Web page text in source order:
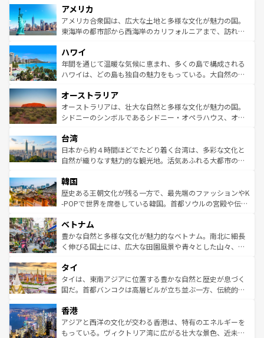
ンツ一覧を参照してほしい。
の建物がそのまま残る町や、スイスならではのユニークな
博物館もあり、アルプス観光だけでなく町歩きも満喫する
ことができる。国民の所得が高いため物価も高いが、旅行
ば市内交通費無料で観光を楽しむこともできる。 なお、新
着のスイス情報はコンテンツ一覧 を参照してほしい。
アメリカ
アメリカ合衆国は、広大な土地と多様な文化が魅力の国。
東海岸の都市部から西海岸のカリフォルニアまで、訪れる
のような巨大都市は、観光、ショッピング、エンターテイ
ンメントが詰まった刺激的なスポットだ。一方、アメリカ
西部には大自然が広がり、グランドキャニオンやイエロー
部のニューオーリンズでは、音楽と美食が融合した独特の
文化が魅力。旅行者はアメリカの各地域で異なる魅力を楽
しみながら、その多様性と豊かな歴史を感じることができ
ならではの贅沢な旅のスタイルだ。 なお、新着のアメリカ
情報はコンテンツ一覧を参照してほしい。
ハワイ
年間を通じて温暖な気候に恵まれ、多くの島で構成される
ハワイは、どの島も独自の魅力をもっている。大自然の神
ワイ島は見逃せない。また、定番の観光地といえばオアフ
島だが、静かな自然を求めるならマウイ島やカウアイ島が
おすすめ。エメラルドグリーンに輝く海をはじめ、豊かな
れるおもてなしの心で訪れる人々を迎えてくれるハワイの
人々、おいしいローカルフードやハワイアンミュージッ
ク、伝統的なフラダンスなど、すべてがハワイの魅力を彩
ワイを、存分に味わってほしい。 なお、新着のハワイ情報
はコンテンツ一覧を参照してほしい。
オーストラリア
オーストラリアは、壮大な自然と多様な文化が魅力の国。
シドニーのシンボルであるシドニー・オペラハウス、オー
リアリーフや大陸中央部にそびえるウルル（エアーズロッ
ク）、タスマニアの美しい原生林やケアンズの熱帯雨林な
ど、見どころがたくさん。また、カフェやワイン、オージ
いる。アクティビティも充実しており、サーフィンやダイ
ビング、ハイキングなど、アウトドア好きにはたまらな
い。オーストラリアの多彩な魅力を存分に味わいつくそ
参照してほしい。
台湾
日本から約４時間ほどでたどり着く台湾は、多彩な文化と
自然が織りなす魅力的な観光地。活気あふれる大都市の台
ン）、静ひつな山岳地帯である台湾東部など、都市の喧騒
と山間の静けさが共存しており、訪れる人に新しい発見と
驚きをもたらしてくれる。また、奥深い台湾の食文化も魅
容にもいいと評判のスイーツなど、バラエティ豊かな料理
が味わえる。 なお、新着の台湾情報は コンテンツ一覧を参
照してほしい。
韓国
歴史ある王朝文化が残る一方で、最先端のファッションやK
-POPで世界を席巻している韓国。首都ソウルの宮殿や伝統
き、地方に足を延ばせば四季折々の自然美を楽しむことが
できる。そして、キムチや焼肉、絶品のストリートフード
まで、さまざまな韓国料理が待っている。夜には、韓国な
リティに包まれながら、韓国の多彩な魅力を心ゆくまで味
わってみてほしい。 なお、新着の韓国情報はコンテンツ一
覧を参照してほしい。
ベトナム
豊かな自然と多様な文化が魅力的なベトナム。南北に細長
く伸びる国土には、広大な田園風景や青々とした山々、世
急速な発展と共に伝統が息づく。ハノイの古い町並みやホ
ーチミン市のフランス統治時代の建物も、独特の雰囲気を
醸し出している。また、バラエティの豊かさとおいしさで
とつ。フォーやバインミー、ベトナムコーヒーなどは、ぜ
ひ現地で味わいたい。どの地域を訪れてもあたたかい人々
が旅行者を迎えてくれるので、きっと忘れられない旅にな
タイ
タイは、東南アジアに位置する豊かな自然と歴史が息づく
国だ。首都バンコクは高層ビルが立ち並ぶ一方、伝統的な
の活気が交差している。北部ではチェンマイなどの山岳地
帯で自然と触れ合い、南部ではプーケットやクラビの美し
いビーチでリゾート気分を楽しむことができる。タイ料理
香港
アジアと西洋の文化が交わる香港は、特有のエネルギーを
もっている。ヴィクトリア湾に広がる壮大な景色、近未来